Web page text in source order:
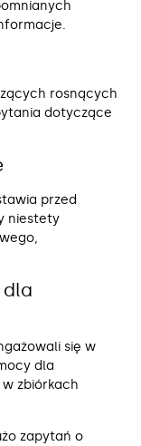
rosnących
dotyczące
przed
niestety
dla
się w
dla
zbiórkach
zapytań o